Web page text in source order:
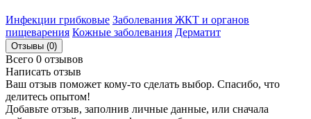
Инфекции грибковые Заболевания ЖКТ и органов
пищеварения Кожные заболевания Дерматит
Отзывы (0)
Всего 0 отзывов
Написать отзыв
Ваш отзыв поможет кому-то сделать выбор. Спасибо, что
делитесь опытом!
Добавьте отзыв, заполнив личные данные, или сначала